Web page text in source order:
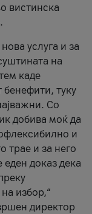
вистинска
услуга и за
на
каде
туку
Со
добива моќ да
и
трае и за него
еден доказ дека
избор,“
директор